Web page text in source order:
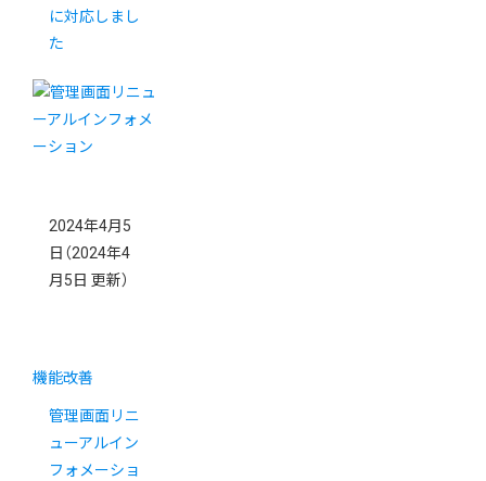
に対応しまし
た
2024年4月5
日 （2024年4
月5日 更新）
機能改善
管理画面リニ
ューアルイン
フォメーショ